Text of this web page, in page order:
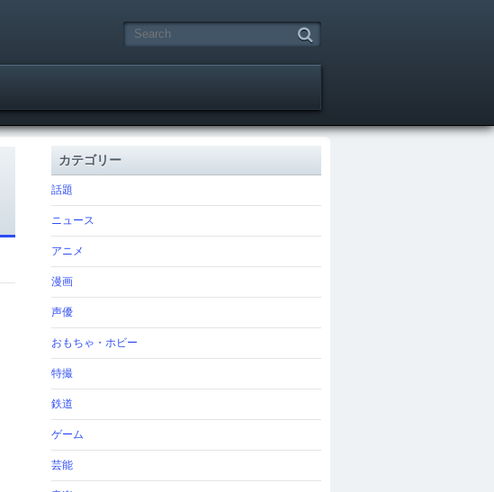
カテゴリー
話題
ニュース
アニメ
漫画
声優
おもちゃ・ホビー
特撮
鉄道
ゲーム
芸能